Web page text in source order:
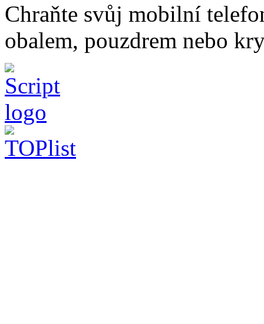
Chraňte svůj mobilní
obalem, pouzdrem nebo